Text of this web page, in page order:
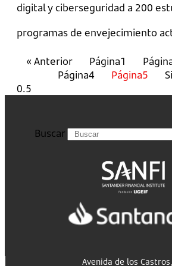
digital y ciberseguridad a 200
programas de envejecimiento
« Anterior Página1
Página4 Página5
Buscar
Avenida de los